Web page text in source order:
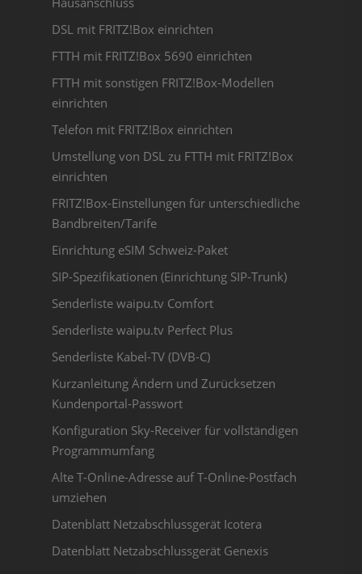
DSL mit FRITZ!Box einrichten
FTTH mit FRITZ!Box 5690 einrichten
FTTH mit sonstigen FRITZ!Box-Modellen
einrichten
Telefon mit FRITZ!Box einrichten
Umstellung von DSL zu FTTH mit FRITZ!Box
einrichten
FRITZ!Box-Einstellungen für unterschiedliche
Bandbreiten/Tarife
Einrichtung eSIM Schweiz-Paket
SIP-Spezifikationen (Einrichtung SIP-Trunk)
Senderliste waipu.tv Comfort
Senderliste waipu.tv Perfect Plus
Senderliste Kabel-TV (DVB-C)
Kurzanleitung Ändern und Zurücksetzen
Kundenportal-Passwort
Konfiguration Sky-Receiver für vollständigen
Programmumfang
Alte T-Online-Adresse auf T-Online-Postfach
umziehen
Datenblatt Netzabschlussgerät Icotera
Datenblatt Netzabschlussgerät Genexis